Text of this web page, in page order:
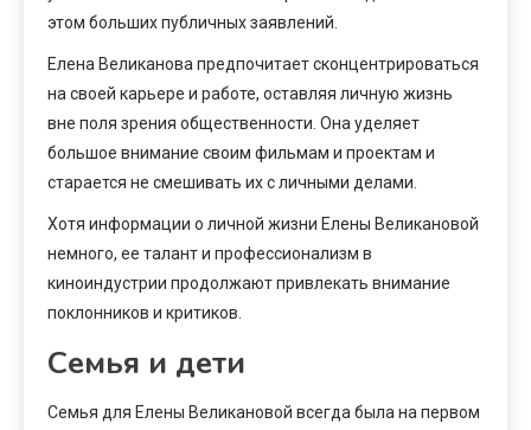
этом больших публичных заявлений.
Елена Великанова предпочитает сконцентрироваться
на своей карьере и работе, оставляя личную жизнь
вне поля зрения общественности. Она уделяет
большое внимание своим фильмам и проектам и
старается не смешивать их с личными делами.
Хотя информации о личной жизни Елены Великановой
немного, ее талант и профессионализм в
киноиндустрии продолжают привлекать внимание
поклонников и критиков.
Семья и дети
Семья для Елены Великановой всегда была на первом